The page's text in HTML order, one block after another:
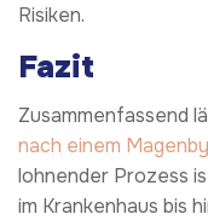
Risiken.
Fazit
Zusammenfassend
nach einem
lohnender Prozess
im Krankenhaus bis